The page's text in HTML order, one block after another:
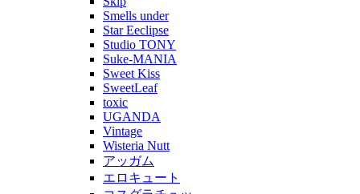
Smells under
Star Eeclipse
Studio TONY
Suke-MANIA
Sweet Kiss
SweetLeaf
toxic
UGANDA
Vintage
Wisteria Nutt
アッガム
エロキュート